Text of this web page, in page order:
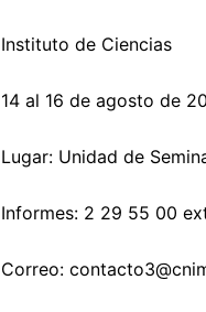
Instituto de Ciencias
14 al 16 de agosto de
Lugar: Unidad de
Informes: 2 29 55 00
Correo: